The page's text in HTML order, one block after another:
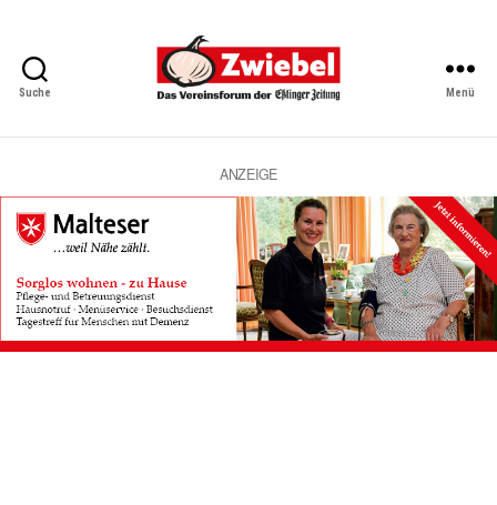
Suche
Vereinsforum
Eßlinger
Zeitung
Menü
ANZEIGE